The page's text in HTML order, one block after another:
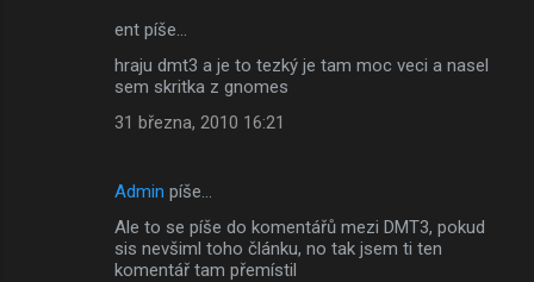
ent píše…
hraju dmt3 a je to tezký je tam moc veci a nasel
sem skritka z gnomes
31 března, 2010 16:21
Admin píše…
Ale to se píše do komentářů mezi DMT3, pokud
sis nevšiml toho článku, no tak jsem ti ten
komentář tam přemístil